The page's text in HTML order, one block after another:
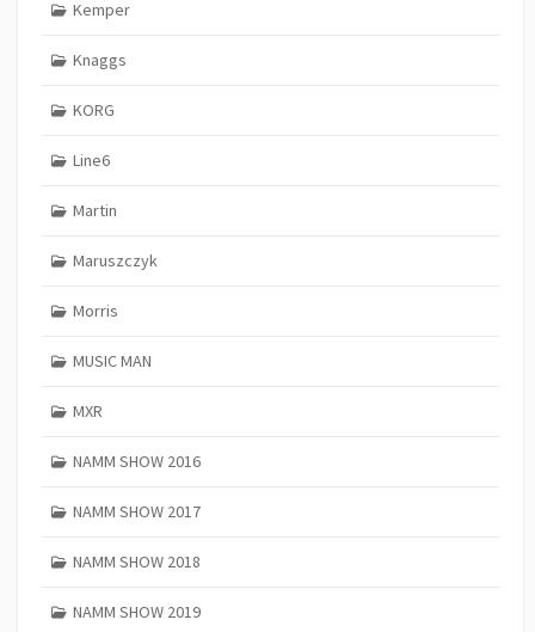
Kemper
Knaggs
KORG
Line6
Martin
Maruszczyk
Morris
MUSIC MAN
MXR
NAMM SHOW 2016
NAMM SHOW 2017
NAMM SHOW 2018
NAMM SHOW 2019